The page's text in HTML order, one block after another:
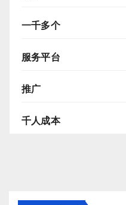
一千多个
服务平台
推广
千人成本